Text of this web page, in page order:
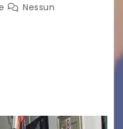
Nessun